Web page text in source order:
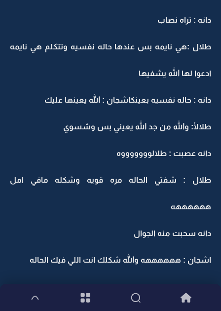
دانه : تراه نصاب
طلال :هي نايمه بس عندها حاله نفسيه وتتكلم هي نايمه
ادعوا لها الله يشفيها
دانه : حاله نفسيه بعينكاشجان : الله يعينها عليك
طلالأ: والله من جد الله يعيني بس وشسوي
دانه عصبت : طلالوووووووه
طلال : شفتي الحاله مره قويه وشكله مافي امل
ههههههه
دانه سحبت منه الجوال
اشجان : ههههههه والله شكلك انت اللي فيك الحاله